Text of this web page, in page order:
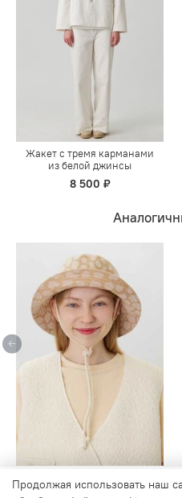
Жакет с тремя карманами
из белой джинсы
8 500 ₽
обработку файлов cookie,
Продолжая использовать наш